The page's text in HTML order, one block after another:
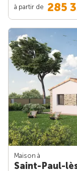
à partir de 285
Maison à
Saint-Paul-